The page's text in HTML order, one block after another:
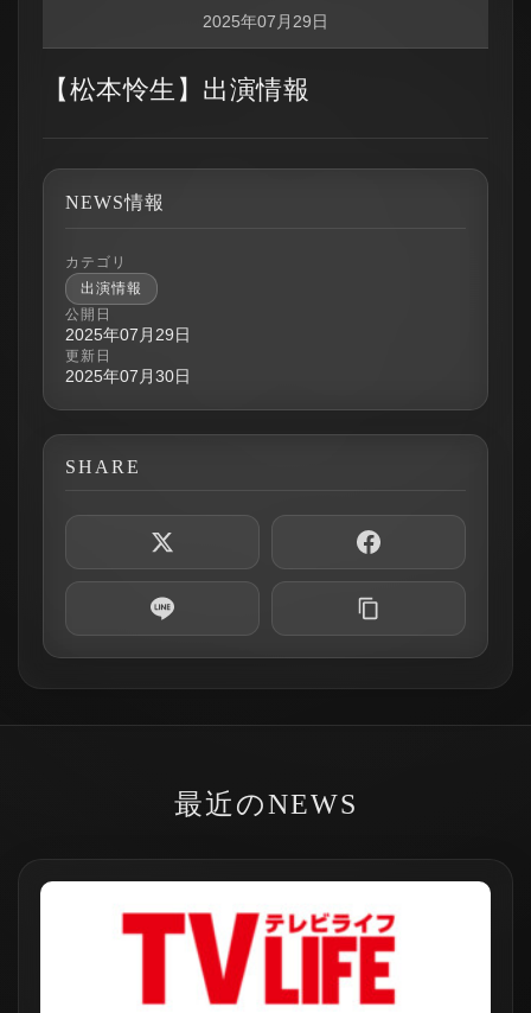
2025年07月29日
【松本怜生】出演情報
NEWS情報
カテゴリ
出演情報
公開日
2025年07月29日
更新日
2025年07月30日
SHARE
最近のNEWS